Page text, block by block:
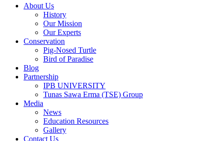
Close
About Us
History
Our Mission
Our Experts
Conservation
Pig-Nosed Turtle
Bird of Paradise
Blog
Partnership
IPB UNIVERSITY
Tunas Sawa Erma (TSE) Group
Media
News
Education Resources
Gallery
Contact Us